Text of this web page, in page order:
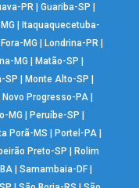
PR |Guariba-SP |
|Itaquaquecetuba-
MG |Londrina-PR |
MG |Matão-SP |
SP |Monte Alto-SP |
Novo Progresso-PA |
MG |Peruíbe-SP |
Porã-MS | Portel-PA|
Preto-SP | Rolim
|Samambaia-DF |